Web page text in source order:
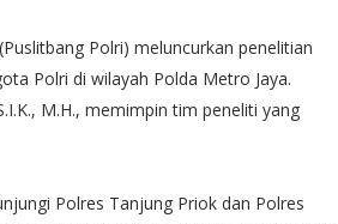
Polri) meluncurkan penelitian
Polri di wilayah Polda Metro Jaya.
M.H., memimpin tim peneliti yang
Polres Tanjung Priok dan Polres